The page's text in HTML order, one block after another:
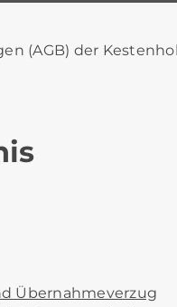
(AGB) der
Übernahmeverzug